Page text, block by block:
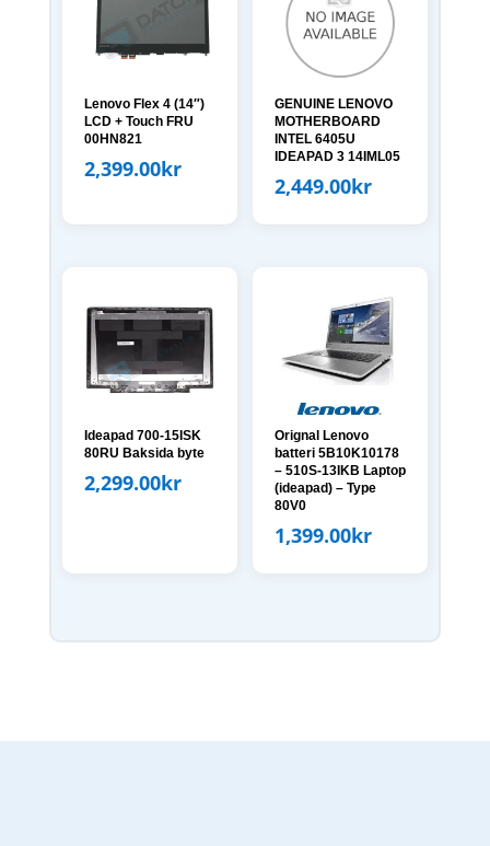
Lenovo Flex 4 (14″)
LCD + Touch FRU
00HN821
2,399.00kr
GENUINE LENOVO
MOTHERBOARD
INTEL 6405U
IDEAPAD 3 14IML05
2,449.00kr
Ideapad 700-15ISK
80RU Baksida byte
2,299.00kr
Orignal Lenovo
batteri 5B10K10178
– 510S-13IKB Laptop
(ideapad) – Type
80V0
1,399.00kr